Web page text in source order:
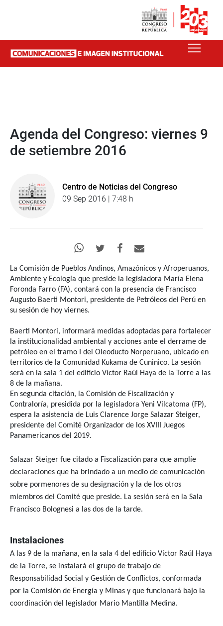
Agenda del Congreso: viernes 9
de setiembre 2016
Centro de Noticias del Congreso
09 Sep 2016 | 7:48 h
La Comisión de Pueblos Andinos, Amazónicos y Afroperuanos,
Ambiente y Ecología que preside la legisladora María Elena
Foronda Farro (FA), contará con la presencia de Francisco
Augusto Baerti Montori, presidente de Petróleos del Perú en
su sesión de hoy viernes.
Baerti Montori, informará medidas adoptadas para fortalecer
la institucionalidad ambiental y acciones ante el derrame de
petróleo en el tramo I del Oleoducto Norperuano, ubicado en
territorios de la Comunidad Kukama de Cuninico. La sesión
será en la sala 1 del edificio Víctor Raúl Haya de la Torre a las
8 de la mañana.
En segunda citación, la Comisión de Fiscalización y
Contraloría, presidida por la legisladora Yeni Vilcatoma (FP),
espera la asistencia de Luis Clarence Jorge Salazar Steiger,
presidente del Comité Organizador de los XVIII Juegos
Panamericanos del 2019.
Salazar Steiger fue citado a Fiscalización para que amplíe
declaraciones que ha brindado a un medio de comunicación
sobre pormenores de su designación y la de los otros
miembros del Comité que preside. La sesión será en la Sala
Francisco Bolognesi a las dos de la tarde.
Instalaciones
A las 9 de la mañana, en la sala 4 del edificio Víctor Raúl Haya
de la Torre, se instalará el grupo de trabajo de
Responsabilidad Social y Gestión de Conflictos, conformada
por la Comisión de Energía y Minas y que funcionará bajo la
coordinación del legislador Mario Mantilla Medina.